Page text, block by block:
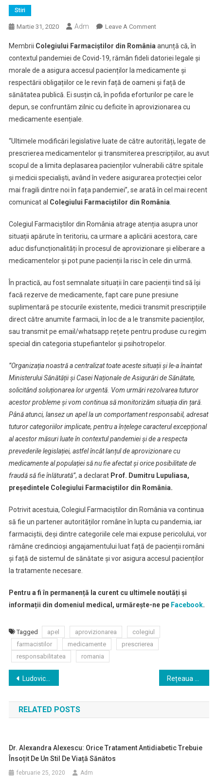
Stiri
Martie 31, 2020 Adm Leave A CommentOn
Farmaciștilor
Din
România
Face
Apel
La
Aprovizionarea
Prescrierea
Medicamente
Membrii Colegiului Farmaciștilor din România anunță că, în
contextul pandemiei de Covid-19, rămân fideli datoriei legale și
morale de a asigura accesul pacienților la medicamente și
respectării obligațiilor ce le revin față de oameni și față de
sănătatea publică. Ei susțin că, în pofida eforturilor pe care le
depun, se confruntăm zilnic cu deficite în aprovizionarea cu
medicamente esențiale.
“Ultimele modificări legislative luate de către autorități, legate de
prescrierea medicamentelor și transmiterea prescripțiilor, au avut
scopul de a limita deplasarea pacienților vulnerabili către spitale
și medicii specialiști, având în vedere asigurarea protecției celor
mai fragili dintre noi în fața pandemiei”, se arată în cel mai recent
comunicat al Colegiului Farmaciștilor din România
Colegiul Farmaciștilor din România atrage atenția asupra unor
situații apărute în teritoriu, ca urmare a aplicării acestora, care
aduc disfuncționalități în procesul de aprovizionare și eliberare a
medicamentelor și pot pune pacienții la risc în cele din urmă.
În practică, au fost semnalate situații în care pacienții tind să își
facă rezerve de medicamente, fapt care pune presiune
suplimentară pe stocurile existente, medicii transmit prescripțiile
direct către anumite farmacii, în loc de a le transmite pacienților,
sau transmit pe email/whatsapp rețete pentru produse cu regim
special din categoria stupefiantelor și psihotropelor.
”Organizația noastră a centralizat toate aceste situații și le-a înaintat
Ministerului Sănătății și Casei Naționale de Asigurări de Sănătate,
solicitând soluționarea lor urgentă. Vom urmări rezolvarea tuturor
acestor probleme și vom continua să monitorizăm situația din țară.
Până atunci, lansez un apel la un comportament responsabil, adresat
tuturor categoriilor implicate, pentru a înțelege caracterul excepțional
al acestor măsuri luate în contextul pandemiei și de a respecta
prevederile legislației, astfel încât lanțul de aprovizionare cu
medicamente al populației să nu fie afectat și orice posibilitate de
fraudă să fie înlăturată”, a declarat Prof. Dumitru Lupuliasa,
președintele Colegiului Farmaciștilor din România.
Potrivit acestuia, Colegiul Farmaciștilor din România va continua
să fie un partener autorităților române în lupta cu pandemia, iar
farmaciștii, deși dintre categoriile cele mai expuse pericolului, vor
rămâne credincioși angajamentului luat față de pacienții români
și față de sistemul de sănătate și vor asigura accesul pacienților
la tratamente necesare.
Pentru a fi în permanență la curent cu ultimele noutăți și
informații din domeniul medical, urmărește-ne pe Facebook.
Tagged apel aprovizionarea
colegiul
farmacistilor
medicamente
prescrierea
responsabilitatea
romania
Navigare
în
articole
Ludovic Orban: Testarea camerelor cu presiune negativă este aproape de finalizare
RELATED POSTS
Dr. Alexandra Alexescu: Orice Tratament Antidiabetic Trebuie
Însoțit De Un Stil De Viață Sănătos
februarie 25, 2020 Adm